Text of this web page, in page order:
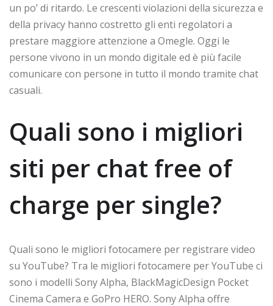
un po’ di ritardo. Le crescenti violazioni della sicurezza e
della privacy hanno costretto gli enti regolatori a
prestare maggiore attenzione a Omegle. Oggi le
persone vivono in un mondo digitale ed è più facile
comunicare con persone in tutto il mondo tramite chat
casuali.
Quali sono i migliori
siti per chat free of
charge per single?
Quali sono le migliori fotocamere per registrare video
su YouTube? Tra le migliori fotocamere per YouTube ci
sono i modelli Sony Alpha, BlackMagicDesign Pocket
Cinema Camera e GoPro HERO. Sony Alpha offre